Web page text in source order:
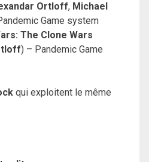
Ortloff, Michael
Game system
The Clone Wars
) – Pandemic Game
qui exploitent le même